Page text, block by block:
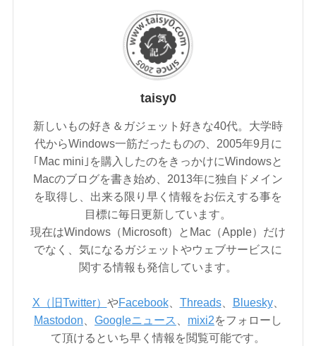
taisy0
新しいもの好き＆ガジェット好きな40代。大学時
代からWindows一筋だったものの、2005年9月に
｢Mac mini｣を購入したのをきっかけにWindowsと
Macのブログを書き始め、2013年に独自ドメイン
を取得し、出来る限り早く情報をお伝えする事を
目標に毎日更新しています。
現在はWindows（Microsoft）とMac（Apple）だけ
でなく、気になるガジェットやウェブサービスに
関する情報も発信しています。
X（旧Twitter） やFacebook、 Threads、 Bluesky、
Mastodon
Googleニュース mixi2をフォローし
て頂けるといち早く情報を閲覧可能です。